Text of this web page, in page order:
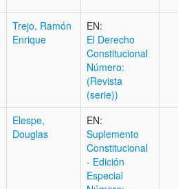
Trejo, Ramón
Enrique
EN:
El Derecho
Constitucional
Número:
(Revista
(serie))
Elespe,
Douglas
EN:
Suplemento
Constitucional
- Edición
Especial